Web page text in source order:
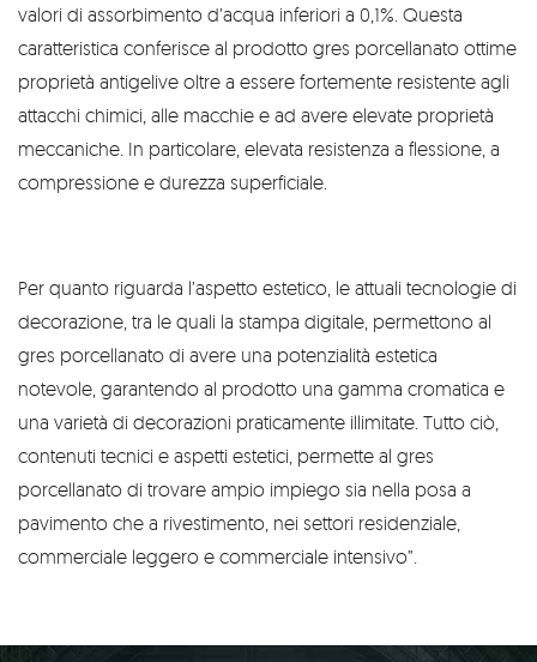
valori di assorbimento d’acqua inferiori a 0,1%. Questa
caratteristica conferisce al prodotto gres porcellanato ottime
proprietà antigelive oltre a essere fortemente resistente agli
attacchi chimici, alle macchie e ad avere elevate proprietà
meccaniche. In particolare, elevata resistenza a flessione, a
compressione e durezza superficiale.
Per quanto riguarda l’aspetto estetico, le attuali tecnologie di
decorazione, tra le quali la stampa digitale, permettono al
gres porcellanato di avere una potenzialità estetica
notevole, garantendo al prodotto una gamma cromatica e
una varietà di decorazioni praticamente illimitate. Tutto ciò,
contenuti tecnici e aspetti estetici, permette al gres
porcellanato di trovare ampio impiego sia nella posa a
pavimento che a rivestimento, nei settori residenziale,
commerciale leggero e commerciale intensivo”.